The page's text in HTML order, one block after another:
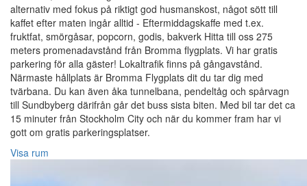
alternativ med fokus på riktigt god husmanskost, något sött till
kaffet efter maten ingår alltid - Eftermiddagskaffe med t.ex.
fruktfat, smörgåsar, popcorn, godis, bakverk Hitta till oss 275
meters promenadavstånd från Bromma flygplats. Vi har gratis
parkering för alla gäster! Lokaltrafik finns på gångavstånd.
Närmaste hållplats är Bromma Flygplats dit du tar dig med
tvärbana. Du kan även åka tunnelbana, pendeltåg och spårvagn
till Sundbyberg därifrån går det buss sista biten. Med bil tar det ca
15 minuter från Stockholm City och när du kommer fram har vi
gott om gratis parkeringsplatser.
Visa rum